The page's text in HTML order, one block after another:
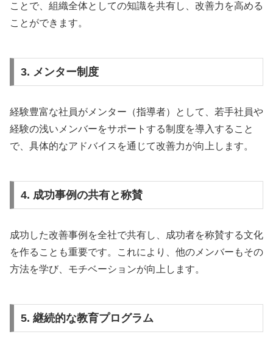
ことで、組織全体としての知識を共有し、改善力を高める
ことができます。
3. メンター制度
経験豊富な社員がメンター（指導者）として、若手社員や
経験の浅いメンバーをサポートする制度を導入すること
で、具体的なアドバイスを通じて改善力が向上します。
4. 成功事例の共有と称賛
成功した改善事例を全社で共有し、成功者を称賛する文化
を作ることも重要です。これにより、他のメンバーもその
方法を学び、モチベーションが向上します。
5. 継続的な教育プログラム